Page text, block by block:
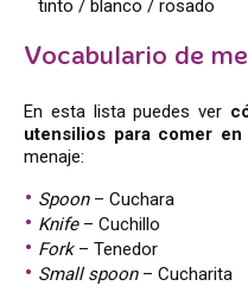
tinto / blanco / rosado
Vocabulario de
En esta lista puedes ver
utensilios para comer en
menaje:
Spoon – Cuchara
Knife – Cuchillo
Fork – Tenedor
Small spoon – Cucharita